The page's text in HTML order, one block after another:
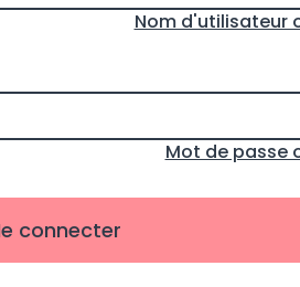
Nom d'utilisateur
Mot de passe
Me connecter